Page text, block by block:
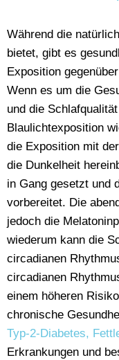
Während die
bietet, gibt es
Exposition
Wenn es um die
und die
Blaulichtexposition
die Exposition mit
die Dunkelheit
in Gang gesetzt und
vorbereitet. Die
jedoch die
wiederum kann die
circadianen
circadianen
einem höheren
chronische
Typ-2-Diabetes,
Erkrankungen und